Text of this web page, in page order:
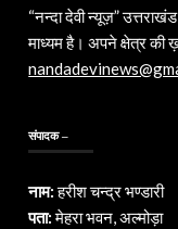
“नन्दा देवी न्यूज़”
माध्यम है। अपने क्षेत्र की
संपादक –
नाम:हरीश चन्द्र भण्डारी
पता:मेहरा भवन, अल्मोड़ा